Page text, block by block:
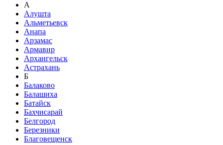
А
Алушта
Альметьевск
Анапа
Арзамас
Армавир
Архангельск
Астрахань
Б
Балаково
Балашиха
Батайск
Бахчисарай
Белгород
Березники
Благовещенск